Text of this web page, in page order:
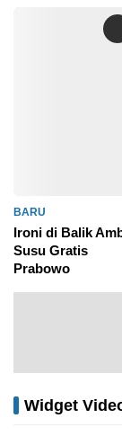
BARU
Ironi di Balik
Susu Gratis
Prabowo
4/01/2024
Widget